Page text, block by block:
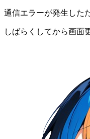
通信エラーが発生した
しばらくしてから画面